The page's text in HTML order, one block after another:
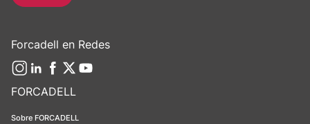
FORCADELL
Sobre FORCADELL
Forcadell en Redes